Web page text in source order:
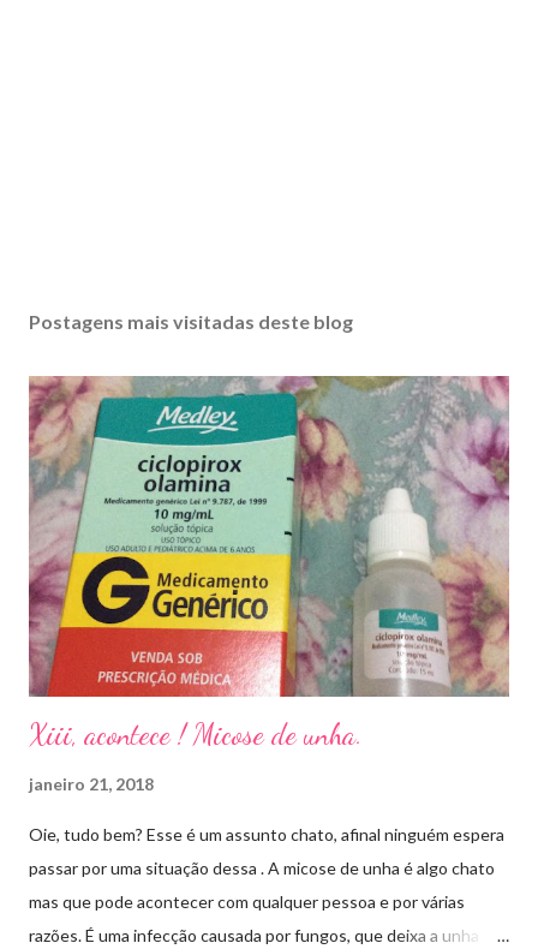
Postagens mais visitadas deste blog
Xiii, acontece ! Micose de unha.
janeiro 21, 2018
Oie, tudo bem? Esse é um assunto chato, afinal ninguém espera
passar por uma situação dessa . A micose de unha é algo chato
mas que pode acontecer com qualquer pessoa e por várias
razões. É uma infecção causada por fungos, que deixa a unha